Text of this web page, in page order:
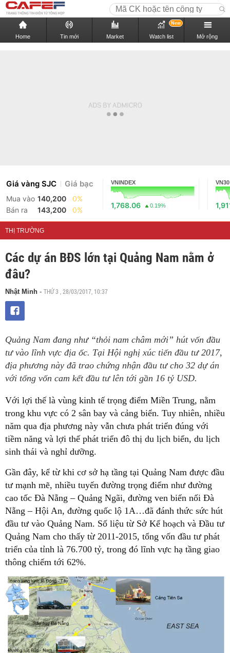
Home Tin mới Market Watch list
New
Mở rộng
Giá vàng SJC Giá bạc
Mua vào 140,200
0%
Bán ra
143,200 0%
VNINDEX
1,768.06 0.19%
VN30
THỊ TRƯỜNG
Các dự án BĐS lớn tại Quảng Nam nằm ở
đâu?
Nhật Minh - THỨ 3 , 28/03/2017, 10:37
Quảng Nam đang như “thỏi nam châm mới” hút vốn đầu
tư vào lĩnh vực địa ốc. Tại Hội nghị xúc tiến đầu tư 2017,
địa phương này đã trao chứng nhận đầu tư cho 32 dự án
với tổng vốn cam kết đầu tư lên tới gần 16 tỷ USD.
Với lợi thế là vùng kinh tế trọng điểm Miền Trung, nằm
trong khu vực có 2 sân bay và cảng biển. Tuy nhiên, nhiều
năm qua địa phương này vẫn chưa phát triển đúng với
tiềm năng và lợi thế phát triển đô thị du lịch biển, du lịch
sinh thái và nghỉ dưỡng.
Gần đây, kể từ khi cơ sở hạ tầng tại Quảng Nam được đầu
tư mạnh mẽ, nhiều tuyến đường trọng điểm như đường
cao tốc Đà Nẵng – Quảng Ngãi, đường ven biển nối Đà
Nẵng – Hội An, đường quốc lộ 1A…đã đánh thức sức hút
đầu tư vào Quảng Nam. Số liệu từ Sở Kế hoạch và Đầu tư
Quảng Nam cho thấy từ 2011-2015, tổng vốn đầu tư phát
triển của tỉnh là 76.700 tỷ, trong đó lĩnh vực hạ tầng giao
thông chiếm tới 62%.